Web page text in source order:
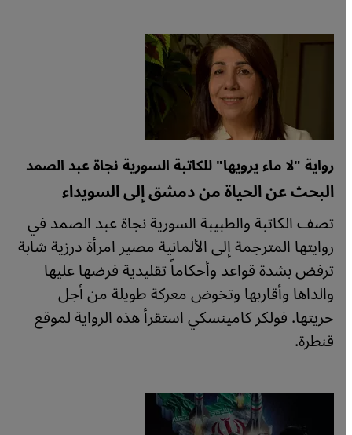
رواية "لا ماء يرويها" للكاتبة السورية نجاة عبد الصمد
البحث عن الحياة من دمشق إلى السويداء
تصف الكاتبة والطبيبة السورية نجاة عبد الصمد في
روايتها المترجمة إلى الألمانية مصير امرأة درزية شابة
ترفض بشدة قواعد وأحكاماً تقليدية فرضها عليها
والداها وأقاربها وتخوض معركة طويلة من أجل
حريتها. فولكر كامينسكي استقرأ هذه الرواية لموقع
قنطرة.